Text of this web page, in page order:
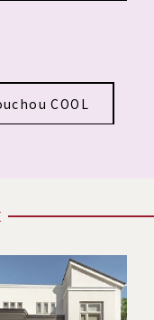
COOL